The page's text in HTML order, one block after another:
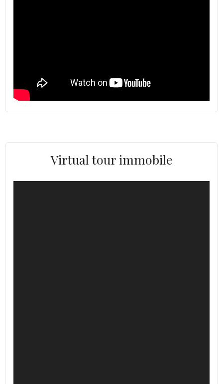
Virtual tour immobile